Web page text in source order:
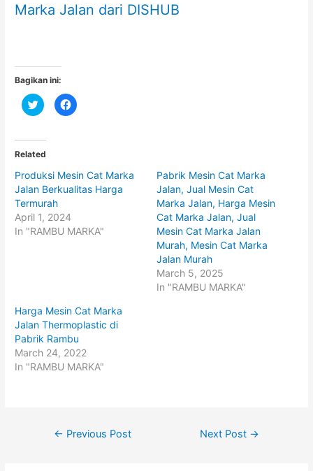
Marka Jalan dari DISHUB
Bagikan ini:
C
l
t
o
s
h
a
r
e
o
n
T
w
i
n
s
n
n
e
w
w
C
l
h
a
r
e
a
c
e
n
s
i
n
n
e
w
)
Related
Produksi Mesin Cat Marka
Jalan Berkualitas Harga
Termurah
April 1, 2024
In "RAMBU MARKA"
Pabrik Mesin Cat Marka
Jalan, Jual Mesin Cat
Marka Jalan, Harga Mesin
Cat Marka Jalan, Jual
Mesin Cat Marka Jalan
Murah, Mesin Cat Marka
Jalan Murah
March 5, 2025
In "RAMBU MARKA"
Harga Mesin Cat Marka
Jalan Thermoplastic di
Pabrik Rambu
March 24, 2022
In "RAMBU MARKA"
Post
← Previous Post Next Post →